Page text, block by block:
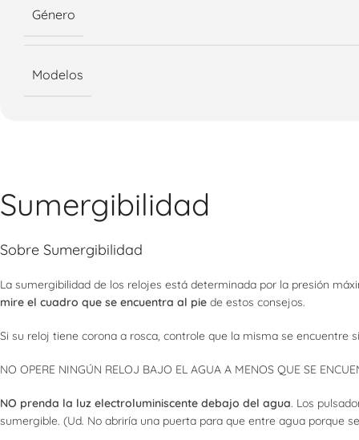
Género
Modelos
Sumergibilidad
Sobre Sumergibilidad
La sumergibilidad de los relojes está determinada por la presión
mire el cuadro que se encuentra al pie de estos consejos.
Si su reloj tiene corona a rosca, controle que la misma se
NO OPERE NINGÚN RELOJ BAJO EL AGUA A MENOS QUE SE
NO prenda la luz electroluminiscente debajo del agua. Los
sumergible. (Ud. No abriría una puerta para que entre agua porque